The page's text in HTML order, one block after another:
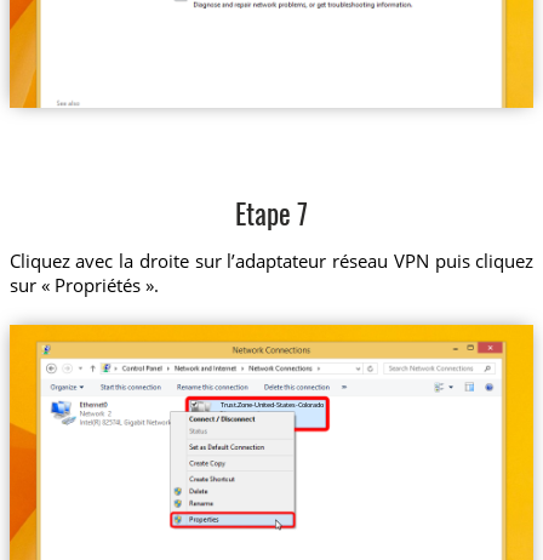
Etape 7
Cliquez avec la droite sur l’adaptateur réseau VPN puis cliquez
sur « Propriétés ».
Trust.Zone-United-States-Colorado